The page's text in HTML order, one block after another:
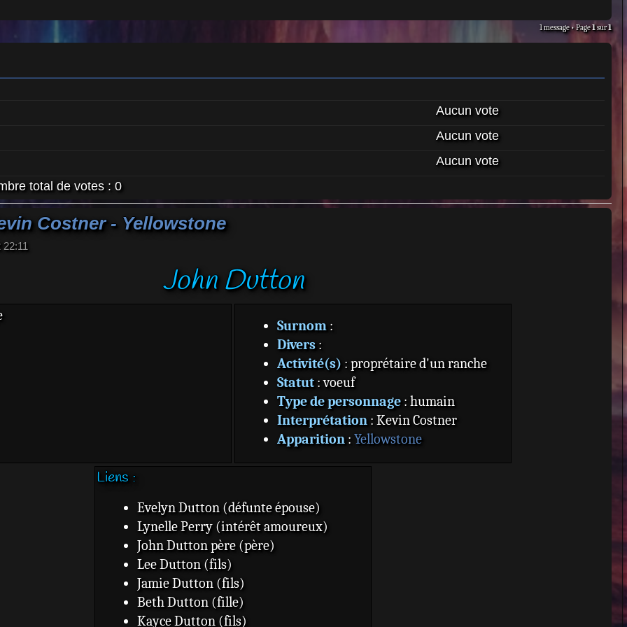
1 message • Page1sur1
Aucun vote
Aucun vote
Aucun vote
total de votes : 0
Costner - Yellowstone
John Dutton
Surnom :
Divers :
Activité(s) : proprétaire d'un ranche
Statut : voeuf
Type de personnage : humain
Interprétation : Kevin Costner
Apparition : Yellowstone
Liens :
Evelyn Dutton (défunte épouse)
Lynelle Perry (intérêt amoureux)
John Dutton père (père)
Lee Dutton (fils)
Jamie Dutton (fils)
Beth Dutton (fille)
Kayce Dutton (fils)